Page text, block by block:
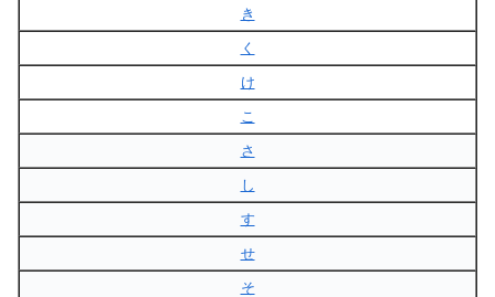
き
く
け
こ
さ
し
す
せ
そ